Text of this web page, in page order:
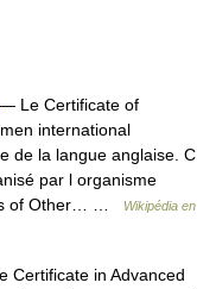
— Le Certificate of
international
de la langue anglaise. C
par l organisme
of Other… …
Wikipédia en
Certificate in Advanced